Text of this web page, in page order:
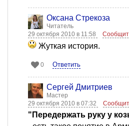
Оксана Стрекоза
Читатель
29 октября 2010 в 11:58
Жуткая история.
0 Ответить
Сергей Дмитриев
Мастер
29 октября 2010 в 07:32
"Передержать руку у